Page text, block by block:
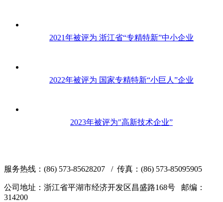
2021年被评为 浙江省“专精特新”中小企业
2022年被评为 国家专精特新“小巨人”企业
2023年被评为"高新技术企业”
服务热线：(86) 573-85628207 / 传真：(86) 573-85095905
公司地址：浙江省平湖市经济开发区昌盛路168号 邮编：
314200